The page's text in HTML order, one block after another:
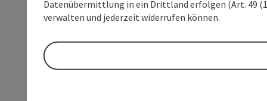
Datenübermittlung in ein Drittland erfolgen (Art. 49
verwalten und jederzeit widerrufen können.